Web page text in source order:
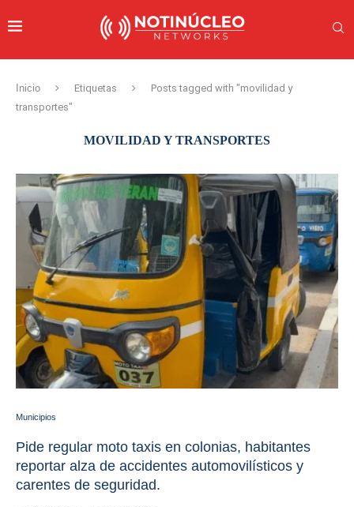
Inicio Etiquetas
Posts tagged with "movilidad y
transportes"
MOVILIDAD Y TRANSPORTES
Municipios
Pide regular moto taxis en colonias, habitantes
reportar alza de accidentes automovilísticos y
carentes de seguridad.